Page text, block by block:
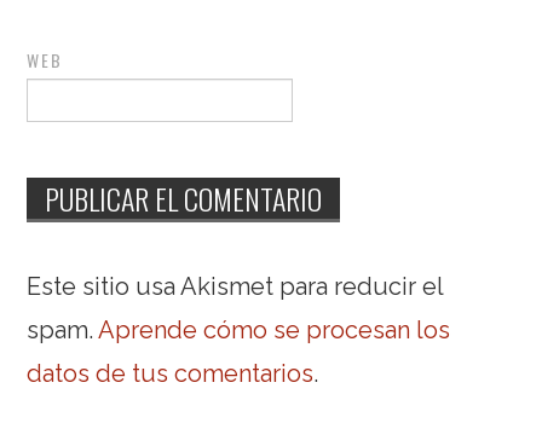
WEB
Este sitio usa Akismet para reducir el
spam.Aprende cómo se procesan los
datos de tus comentarios.